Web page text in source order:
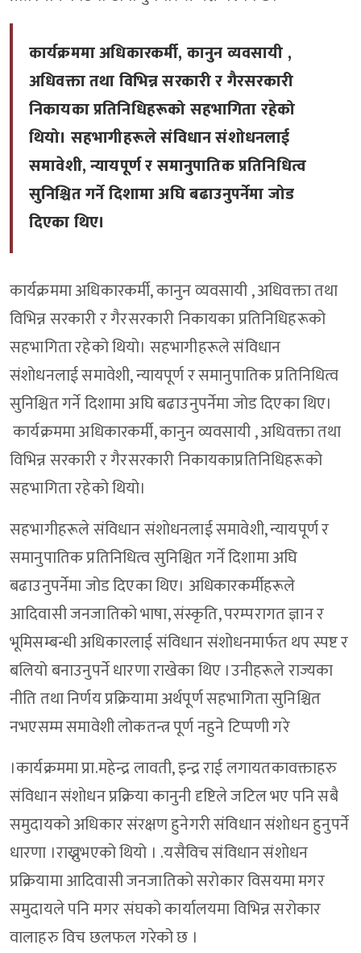
कार्यक्रममा अधिकारकर्मी, कानुन व्यवसायी ,
अधिवक्ता तथा विभिन्न सरकारी र गैरसरकारी
निकायका प्रतिनिधिहरूको सहभागिता रहेको
थियो। सहभागीहरूले संविधान संशोधनलाई
समावेशी, न्यायपूर्ण र समानुपातिक प्रतिनिधित्व
सुनिश्चित गर्ने दिशामा अघि बढाउनुपर्नेमा जोड
दिएका थिए।
कार्यक्रममा अधिकारकर्मी, कानुन व्यवसायी , अधिवक्ता तथा
विभिन्न सरकारी र गैरसरकारी निकायका प्रतिनिधिहरूको
सहभागिता रहेको थियो। सहभागीहरूले संविधान
संशोधनलाई समावेशी, न्यायपूर्ण र समानुपातिक प्रतिनिधित्व
सुनिश्चित गर्ने दिशामा अघि बढाउनुपर्नेमा जोड दिएका थिए।
कार्यक्रममा अधिकारकर्मी, कानुन व्यवसायी , अधिवक्ता तथा
विभिन्न सरकारी र गैरसरकारी निकायकाप्रतिनिधिहरूको
सहभागिता रहेको थियो।
सहभागीहरूले संविधान संशोधनलाई समावेशी, न्यायपूर्ण र
समानुपातिक प्रतिनिधित्व सुनिश्चित गर्ने दिशामा अघि
बढाउनुपर्नेमा जोड दिएका थिए। अधिकारकर्मीहरूले
आदिवासी जनजातिको भाषा, संस्कृति, परम्परागत ज्ञान र
भूमिसम्बन्धी अधिकारलाई संविधान संशोधनमार्फत थप स्पष्ट र
बलियो बनाउनुपर्ने धारणा राखेका थिए ।उनीहरूले राज्यका
नीति तथा निर्णय प्रक्रियामा अर्थपूर्ण सहभागिता सुनिश्चित
नभएसम्म समावेशी लोकतन्त्र पूर्ण नहुने टिप्पणी गरे
।कार्यक्रममा प्रा.महेन्द्र लावती, इन्द्र राई लगायतकावक्ताहरु
संविधान संशोधन प्रक्रिया कानुनी दृष्टिले जटिल भए पनि सबै
समुदायको अधिकार संरक्षण हुनेगरी संविधान संशोधन हुनुपर्ने
धारणा ।राख्नुभएको थियो । .यसैविच संविधान संशोधन
प्रक्रियामा आदिवासी जनजातिको सरोकार विसयमा मगर
समुदायले पनि मगर संघको कार्यालयमा विभिन्न सरोकार
वालाहरु विच छलफल गरेको छ ।